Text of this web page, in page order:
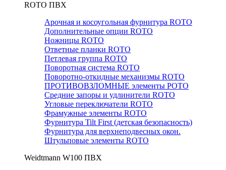
RОTO ПВХ
Арочная и косоугольная фурнитура ROTO
Дополнительные опции ROTO
Ножницы ROTO
Ответные планки ROTO
Петлевая группа ROTO
Поворотная система ROTO
Поворотно-откидные механизмы ROTO
ПРОТИВОВЗЛОМНЫЕ элементы РОТО
Средние запоры и удлинители ROTO
Угловые переключатели ROTO
Фрамужные элементы ROTO
Фурнитура Tilt First (детская безопасность)
Фурнитура для верхнеподвесных окон.
Штульповые элементы ROTO
Weidtmann W100 ПВХ